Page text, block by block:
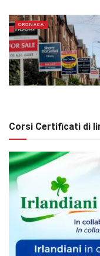
CRONACA
Corsi Certificati di